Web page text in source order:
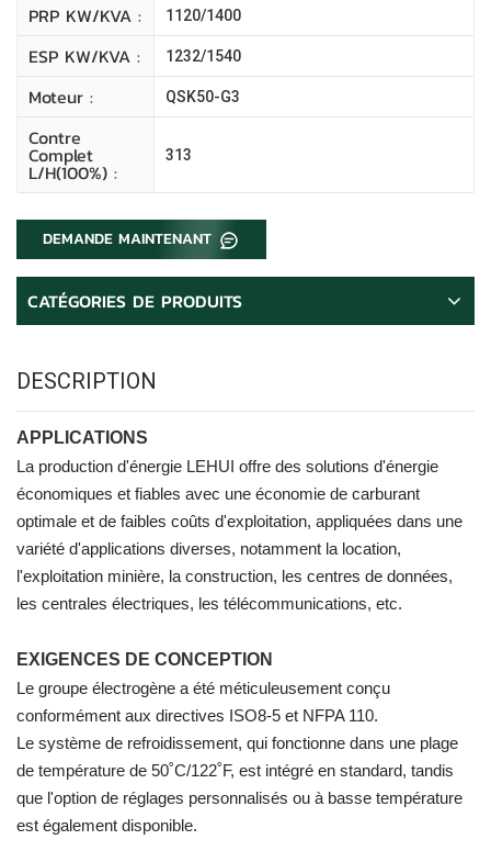
PRP KW/kVA : 1120/1400
ESP KW/kVA : 1232/1540
Moteur : QSK50-G3
Contre
Complet
L/H(100%) :
313
DEMANDE MAINTENANT
CATÉGORIES DE PRODUITS
DESCRIPTION
APPLICATIONS
La production d'énergie LEHUI offre des solutions d'énergie
économiques et fiables avec une économie de carburant
optimale et de faibles coûts d'exploitation, appliquées dans une
variété d'applications diverses, notamment la location,
l'exploitation minière, la construction, les centres de données,
les centrales électriques, les télécommunications, etc.
EXIGENCES DE CONCEPTION
Le groupe électrogène a été méticuleusement conçu
conformément aux directives ISO8-5 et NFPA 110.
Le système de refroidissement, qui fonctionne dans une plage
de température de 50˚C/122˚F, est intégré en standard, tandis
que l'option de réglages personnalisés ou à basse température
est également disponible.